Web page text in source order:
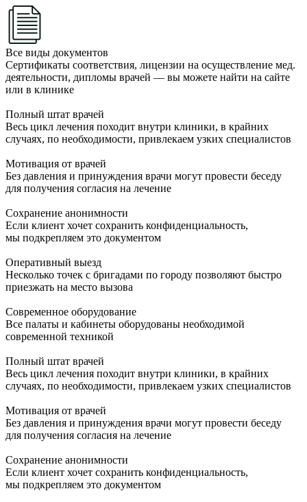
Все виды документов
Сертификаты соответствия, лицензии на осуществление мед.
деятельности, дипломы врачей — вы можете найти на сайте
или в клинике
Полный штат врачей
Весь цикл лечения походит внутри клиники, в крайних
случаях, по необходимости, привлекаем узких специалистов
Мотивация от врачей
Без давления и принуждения врачи могут провести беседу
для получения согласия на лечение
Сохранение анонимности
Если клиент хочет сохранить конфиденциальность,
мы подкрепляем это документом
Оперативный выезд
Несколько точек с бригадами по городу позволяют быстро
приезжать на место вызова
Современное оборудование
Все палаты и кабинеты оборудованы необходимой
современной техникой
Полный штат врачей
Весь цикл лечения походит внутри клиники, в крайних
случаях, по необходимости, привлекаем узких специалистов
Мотивация от врачей
Без давления и принуждения врачи могут провести беседу
для получения согласия на лечение
Сохранение анонимности
Если клиент хочет сохранить конфиденциальность,
мы подкрепляем это документом